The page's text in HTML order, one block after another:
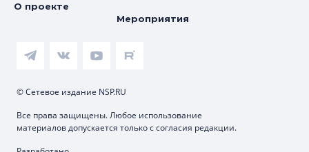
О проекте
Мероприятия
© Сетевое издание NSP.RU
Все права защищены. Любое использование
материалов допускается только с согласия редакции.